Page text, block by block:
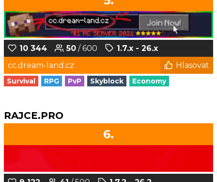
10 344 50 / 600
1.7.x - 26.x
cc.dream-land.cz
Hlasovat
Survival RPG PvP Skyblock Economy
RAJCE.PRO
6.